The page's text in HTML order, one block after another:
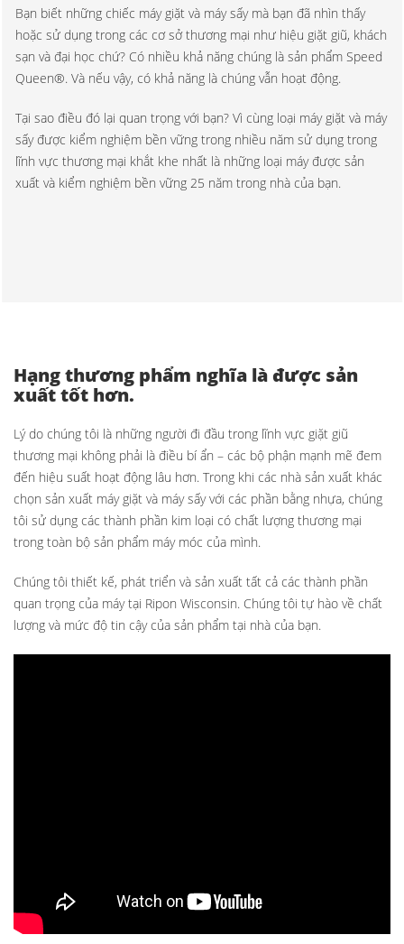
Bạn biết những chiếc máy giặt và máy sấy mà bạn đã nhìn thấy
hoặc sử dụng trong các cơ sở thương mại như hiệu giặt giũ, khách
sạn và đại học chứ? Có nhiều khả năng chúng là sản phẩm Speed
Queen®. Và nếu vậy, có khả năng là chúng vẫn hoạt động.
Tại sao điều đó lại quan trọng với bạn? Vì cùng loại máy giặt và máy
sấy được kiểm nghiệm bền vững trong nhiều năm sử dụng trong
lĩnh vực thương mại khắt khe nhất là những loại máy được sản
xuất và kiểm nghiệm bền vững 25 năm trong nhà của bạn.
Hạng thương phẩm nghĩa là được sản
xuất tốt hơn.
Lý do chúng tôi là những người đi đầu trong lĩnh vực giặt giũ
thương mại không phải là điều bí ẩn – các bộ phận mạnh mẽ đem
đến hiệu suất hoạt động lâu hơn. Trong khi các nhà sản xuất khác
chọn sản xuất máy giặt và máy sấy với các phần bằng nhựa, chúng
tôi sử dụng các thành phần kim loại có chất lượng thương mại
trong toàn bộ sản phẩm máy móc của mình.
Chúng tôi thiết kế, phát triển và sản xuất tất cả các thành phần
quan trọng của máy tại Ripon Wisconsin. Chúng tôi tự hào về chất
lượng và mức độ tin cậy của sản phẩm tại nhà của bạn.